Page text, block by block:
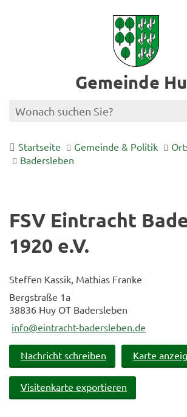
Gemeinde
Startseite Gemeinde & Politik
Badersleben
FSV Eintracht
1920 e.V.
Steffen Kassik, Mathias Franke
Bergstraße 1a
38836 Huy OT Badersleben
info@eintracht-badersleben.de
Nachricht schreiben Karte
Visitenkarte exportieren